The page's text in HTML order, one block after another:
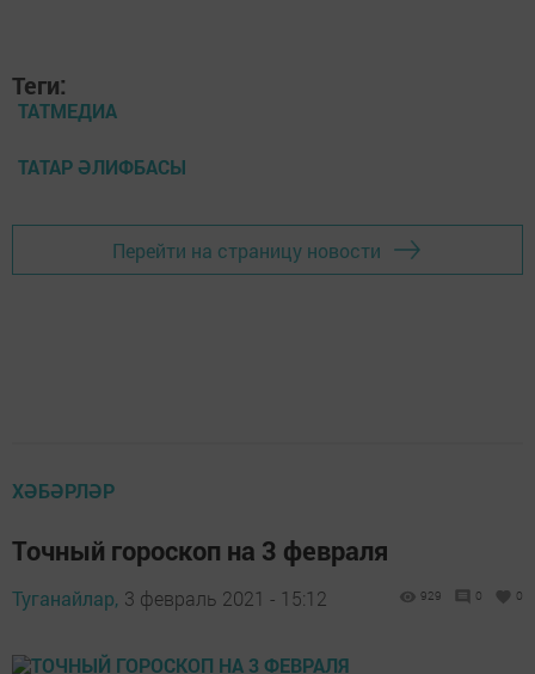
Теги:
ТАТМЕДИА
ТАТАР ӘЛИФБАСЫ
Перейти на страницу новости
ХӘБӘРЛӘР
Точный гороскоп на 3 февраля
Туганайлар, 3 февраль 2021 - 15:12 929 0 0